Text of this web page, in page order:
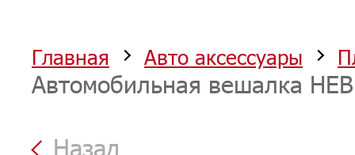
Главная Авто аксессуары
Автомобильная вешалка
Назад